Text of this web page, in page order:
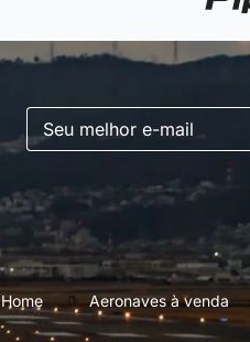
Home Aeronaves à venda